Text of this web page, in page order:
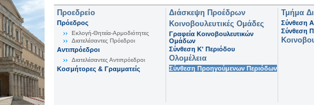
Προεδρείο
Πρόεδρος
Εκλογή-Θητεία-Αρμοδιότητες
Διατελέσαντες Πρόεδροι
Αντιπρόεδροι
Διατελέσαντες Αντιπρόεδροι
Κοσμήτορες & Γραμματείς
Διάσκεψη Προέδρων
Κοινοβουλευτικές Ομάδες
Γραφεία Κοινοβουλευτικών
Ομάδων
Σύνθεση K' Περιόδου
Ολομέλεια
Σύνθεση Προηγούμενων Περιόδων
Τμήμα
Σύνθεση
Σύνθεση